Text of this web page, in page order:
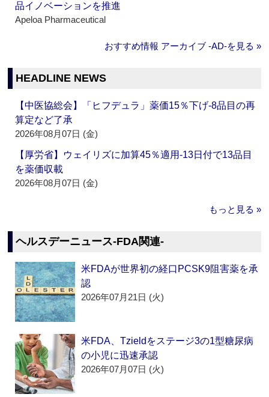
品イノベーションを推進
Apeloa Pharmaceutical
おすすめ情報 アーカイブ ‐AD‐を見る »
HEADLINE NEWS
【中医協総会】「ヒフデュラ」薬価15％下げ‐8品目の再
算定など了承
2026年08月07日 (金)
【厚労省】ウェイリズに加算45％適用‐13日付で13品目
を薬価収載
2026年08月07日 (金)
もっと見る »
ヘルスデーニュース‐FDA関連‐
米FDAが世界初の経口PCSK9阻害薬を承
認
2026年07月21日 (火)
米FDA、Tzieldをステージ3の1型糖尿病
の小児に迅速承認
2026年07月07日 (火)